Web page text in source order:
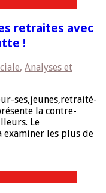
retraites avec
!
, Analyses et
ses,jeunes,retraité-
la contre-
Le
examiner les plus de